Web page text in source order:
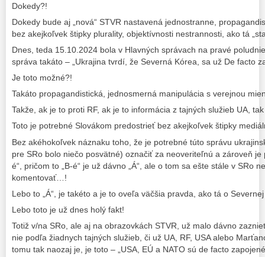
Dokedy?!
Dokedy bude aj „nová“ STVR nastavená jednostranne,
bez akejkoľvek štipky plurality, objektívnosti nestrannosti, ako tá
Dnes, teda 15.10.2024 bola v Hlavných správach na pravé
správa takáto – „Ukrajina tvrdí, že Severná Kórea, sa už De facto
Je toto možné?!
Takáto propagandistická, jednosmerná manipulácia s verejnou
Takže, ak je to proti RF, ak je to informácia z tajných služieb UA,
Toto je potrebné Slovákom predostrieť bez akejkoľvek štipky
Bez akéhokoľvek náznaku toho, že je potrebné túto správu
pre SRo bolo niečo posvätné) označiť za neoveriteľnú a zároveň je
é“, pričom to „B-é“ je už dávno „Á“, ale o tom sa ešte stále v SRo
komentovať…!
Lebo to „Á“, je takéto a je to oveľa väčšia pravda, ako tá o
Lebo toto je už dnes holý fakt!
Totiž v/na SRo, ale aj na obrazovkách STVR, už malo dávno
nie podľa žiadnych tajných služieb, či už UA, RF, USA alebo
tomu tak naozaj je, je toto – „USA, EÚ a NATO sú de facto